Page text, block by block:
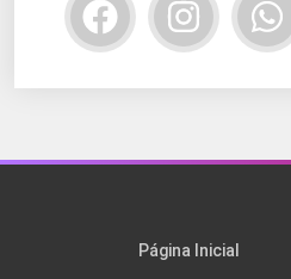
Página Inicial